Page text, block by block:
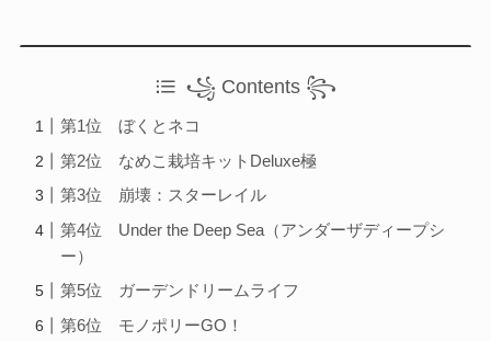
꧁ Contents ꧂
第1位 ぼくとネコ
第2位 なめこ栽培キットDeluxe極
第3位 崩壊：スターレイル
第4位 Under the Deep Sea（アンダーザディープシ
ー）
第5位 ガーデンドリームライフ
第6位 モノポリーGO！